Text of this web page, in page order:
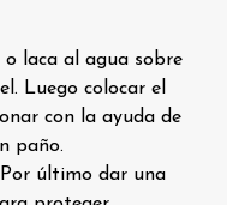
laca al agua sobre
Luego colocar el
con la ayuda de
paño.
último dar una